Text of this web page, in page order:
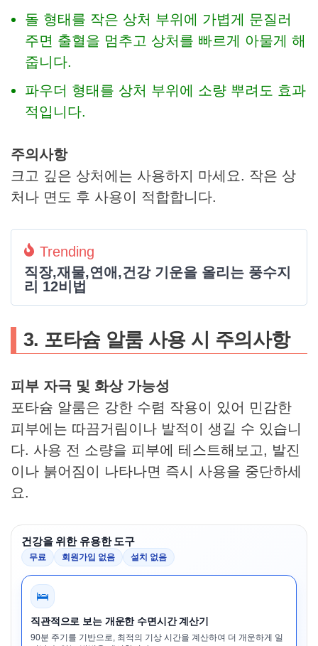
돌 형태를 작은 상처 부위에 가볍게 문질러
주면 출혈을 멈추고 상처를 빠르게 아물게 해
줍니다.
파우더 형태를 상처 부위에 소량 뿌려도 효과
적입니다.
주의사항
크고 깊은 상처에는 사용하지 마세요. 작은 상
처나 면도 후 사용이 적합합니다.
Trending
직장,재물,연애,건강 기운을 올리는 풍수지
리 12비법
3. 포타슘 알룸 사용 시 주의사항
피부 자극 및 화상 가능성
포타슘 알룸은 강한 수렴 작용이 있어 민감한
피부에는 따끔거림이나 발적이 생길 수 있습니
다. 사용 전 소량을 피부에 테스트해보고, 발진
이나 붉어짐이 나타나면 즉시 사용을 중단하세
요.
건강을 위한 유용한 도구
무료 회원가입 없음 설치 없음
🛌
직관적으로 보는 개운한 수면시간 계산기
90분 주기를 기반으로, 최적의 기상 시간을 계산하여 더 개운하게 일